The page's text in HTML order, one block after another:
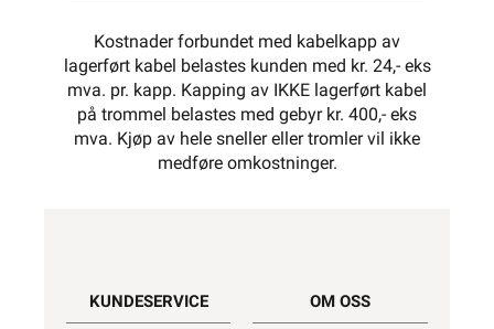
Kostnader forbundet med kabelkapp av
lagerført kabel belastes kunden med kr. 24,- eks
mva. pr. kapp. Kapping av IKKE lagerført kabel
på trommel belastes med gebyr kr. 400,- eks
mva. Kjøp av hele sneller eller tromler vil ikke
medføre omkostninger.
KUNDESERVICE OM OSS